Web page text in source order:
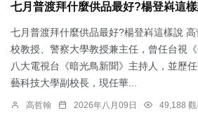
七月普渡拜什麼供品最好?楊登嵙這
七月普渡拜什麼供品最好?楊登嵙這樣說
校教授、警察大學教授兼主任，曾任台視《
八大電視台《暗光鳥新聞》主持人，並歷
藝科技大學副校長，現任華...
高哲翰 2026年八月09日 49,188 觀